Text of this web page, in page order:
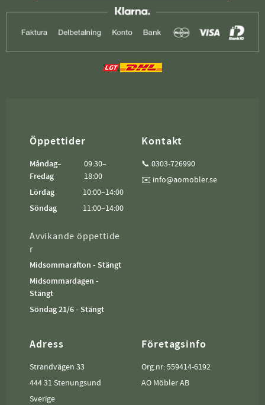
Öppettider
Måndag–
Fredag
09:30–
18:00
Lördag
10:00–14:00
Söndag
11:00–14:00
Avvikande öppettide
r
Midsommarafton - Stängt
Midsommardagen -
Stängt
Söndag 21/6 - Stängt
Kontakt
📞 0303-726990
✉️ info@aomobler.se
Adress
Strandvägen 33
444 31 Stenungsund
Sverige
Företagsinfo
Org.nr: 559414-6192
AO Möbler AB